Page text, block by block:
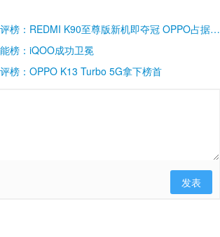
榜：REDMI K90至尊版新机即夺冠 OPPO占据半
榜：iQOO成功卫冕
榜：OPPO K13 Turbo 5G拿下榜首
发表